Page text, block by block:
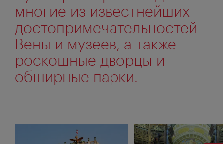
многие из известнейших
достопримечательностей
Вены и музеев, а также
роскошные дворцы и
обширные парки.